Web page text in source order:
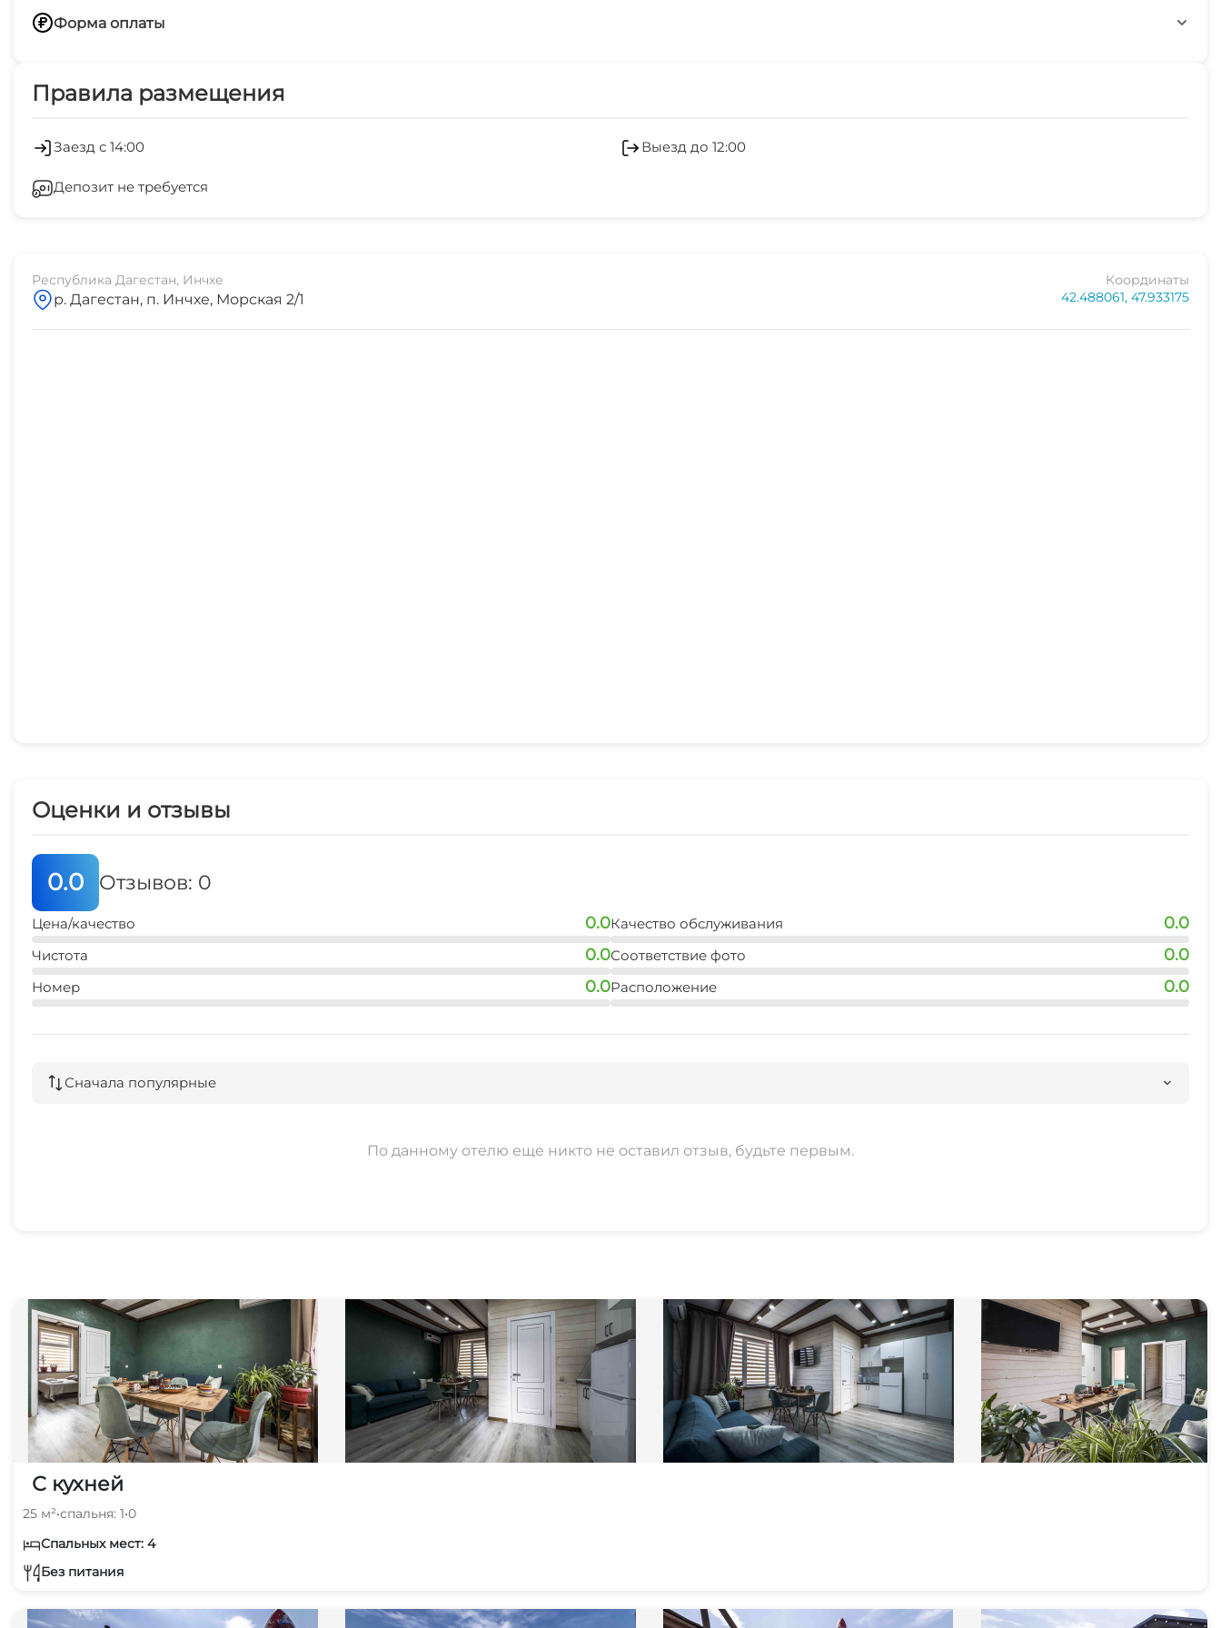
Бесплатный WiFi
Форма оплаты
Правила размещения
Заезд с 14:00 Выезд до 12:00
Депозит не требуется
Республика Дагестан, Инчхе
р. Дагестан, п. Инчхе, Морская 2/1
Координаты
42.488061, 47.933175
Оценки и отзывы
0.0 Отзывов: 0
Цена/качество 0.0
Чистота 0.0
Номер 0.0
Качество обслуживания 0.0
Соответствие фото 0.0
Расположение 0.0
Сначала популярные
По данному отелю еще никто не оставил отзыв, будьте первым.
С кухней
25 м²•спальня: 1•0
Спальных мест: 4
Без питания